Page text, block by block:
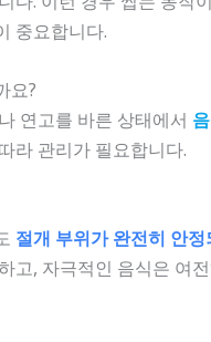
중요합니다.
요?
연고를 바른 상태에서
라 관리가 필요합니다.
절개 부위가 완전히 안
고, 자극적인 음식은 여